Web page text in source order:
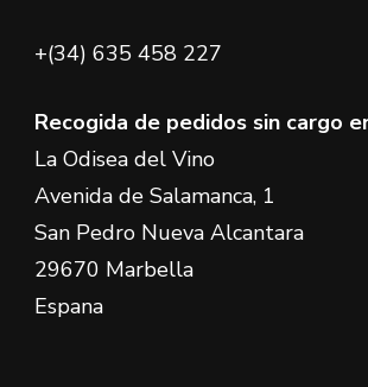
+(34) 635 458 227
Recogida de pedidos sin cargo
La Odisea del Vino
Avenida de Salamanca, 1
San Pedro Nueva Alcantara
29670 Marbella
Espana